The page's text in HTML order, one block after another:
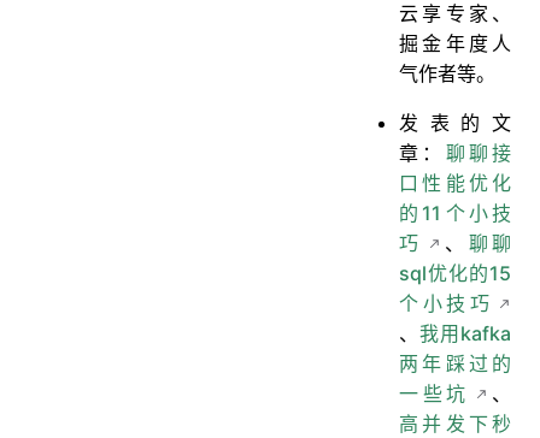
云享专家、
掘金年度人
气作者等。
发表的文
章： 聊聊接
口性能优化
的11个小技
巧
、 聊聊
sql优化的15
个小技巧
、我用kafka
两年踩过的
一些坑
、
高并发下秒